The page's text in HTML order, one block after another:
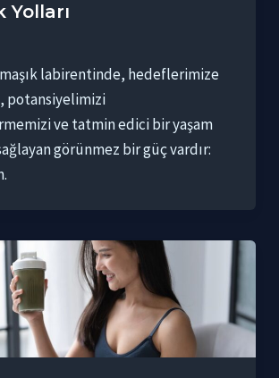
Yolları
labirentinde, hedeflerimize
potansiyelimizi
ve tatmin edici bir yaşam
görünmez bir güç vardır: